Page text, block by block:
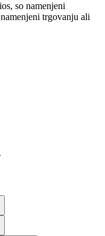
so namenjeni
trgovanju ali